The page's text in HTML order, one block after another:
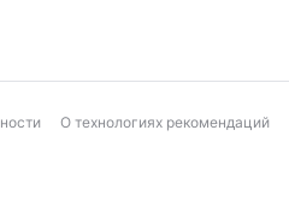
О технологиях рекомендаций